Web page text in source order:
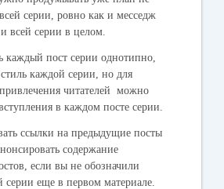
серии, ровно как и месседж
всей серии в целом.
каждый пост серии однотипно,
каждой серии, но для
читателей можно
в каждом посте серии.
ссылки на предыдущие посты
содержание
если вы не обозначили
серии еще в первом материале.